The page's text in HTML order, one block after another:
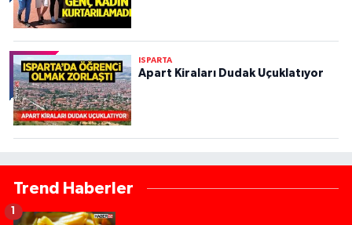
ISPARTA
Apart Kiraları Dudak Uçuklatıyor
Trend Haberler
1